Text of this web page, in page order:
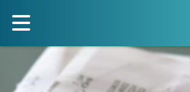
zum
Inhalt